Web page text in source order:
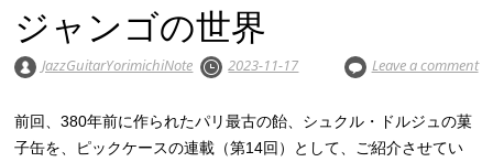
ジャンゴの世界
JazzGuitarYorimichiNote 2023-11-17 Leave a comment
前回、380年前に作られたパリ最古の飴、シュクル・ドルジュの菓
子缶を、ピックケースの連載（第14回）として、ご紹介させてい